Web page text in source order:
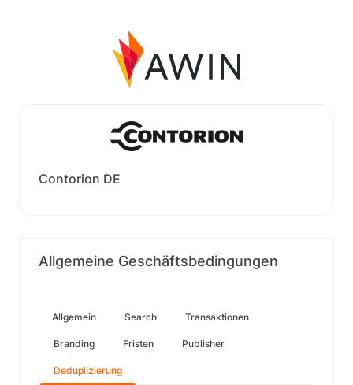
Contorion DE
Allgemeine Geschäftsbedingungen
Allgemein Search Transaktionen
Branding Fristen Publisher
Deduplizierung